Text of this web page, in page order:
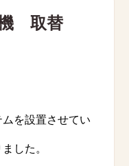
機 取替
を設置させてい
した。